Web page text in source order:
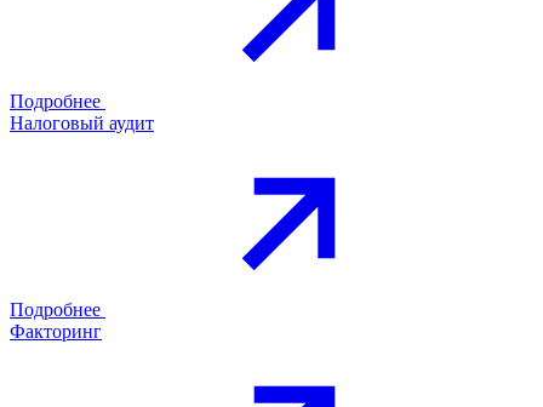
Подробнее
Налоговый аудит
Подробнее
Факторинг